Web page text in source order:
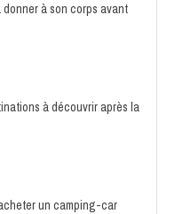
à son corps avant
à découvrir après la
un camping-car